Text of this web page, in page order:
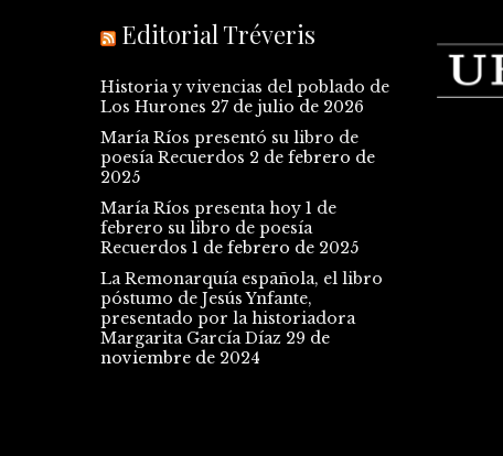
Editorial Tréveris
Historia y vivencias del poblado de
Los Hurones 27 de julio de 2026
María Ríos presentó su libro de
poesía Recuerdos 2 de febrero de
2025
María Ríos presenta hoy 1 de
febrero su libro de poesía
Recuerdos 1 de febrero de 2025
La Remonarquía española, el libro
póstumo de Jesús Ynfante,
presentado por la historiadora
Margarita García Díaz 29 de
noviembre de 2024